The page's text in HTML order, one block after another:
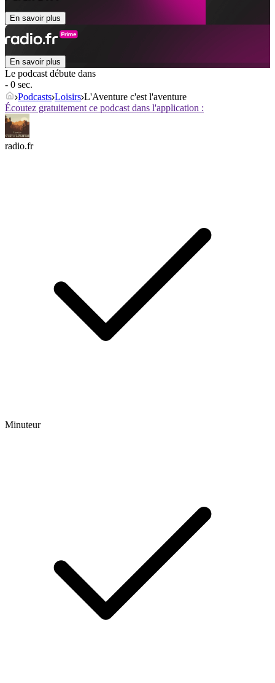
En savoir plus
En savoir plus
Le podcast débute dans
- 0 sec.
Podcasts Loisirs L'Aventure c'est l'aventure
Écoutez gratuitement ce podcast dans l'application :
radio.fr
Minuteur